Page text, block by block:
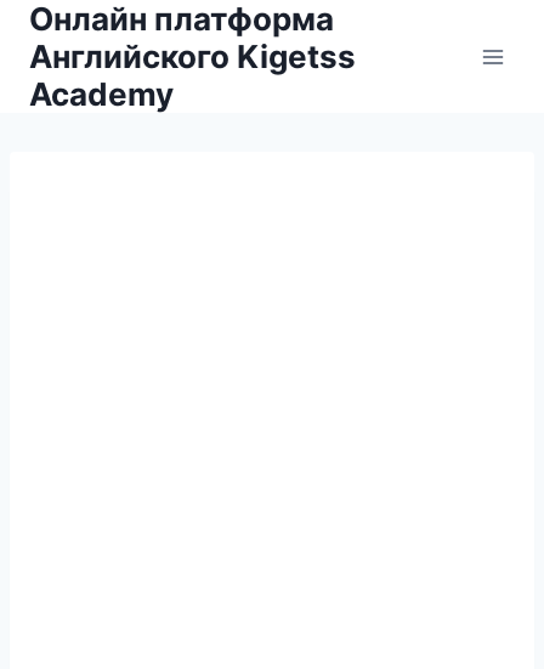
Онлайн платформа
Английского Kigetss
Academy